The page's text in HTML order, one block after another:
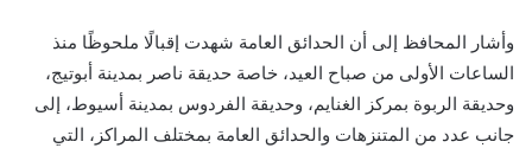
وأشار المحافظ إلى أن الحدائق العامة شهدت إقبالًا ملحوظًا منذ
الساعات الأولى من صباح العيد، خاصة حديقة ناصر بمدينة أبوتيج،
وحديقة الربوة بمركز الغنايم، وحديقة الفردوس بمدينة أسيوط، إلى
جانب عدد من المتنزهات والحدائق العامة بمختلف المراكز، التي